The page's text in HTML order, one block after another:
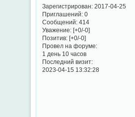
Зарегистрирован: 2017-04-25
Приглашений:0
Сообщений:414
Уважение: [+0/-0]
Позитив: [+0/-0]
Провел на форуме:
1 день 10 часов
Последний визит:
2023-04-15 13:32:28